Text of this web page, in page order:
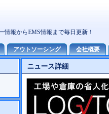
ニュース詳細